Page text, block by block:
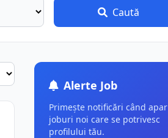
Caută
Alerte Job
Primește notificări când apar
joburi noi care se potrivesc
profilului tău.